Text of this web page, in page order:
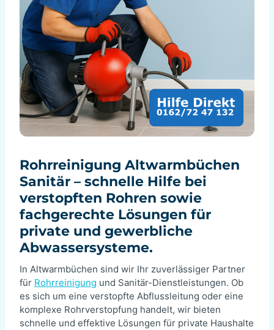
Rohrreinigung Altwarmbüchen
Sanitär – schnelle Hilfe bei
verstopften Rohren sowie
fachgerechte Lösungen für
private und gewerbliche
Abwassersysteme.
In Altwarmbüchen sind wir Ihr zuverlässiger Partner
für Rohrreinigung und Sanitär-Dienstleistungen. Ob
es sich um eine verstopfte Abflussleitung oder eine
komplexe Rohrverstopfung handelt, wir bieten
schnelle und effektive Lösungen für private Haushalte